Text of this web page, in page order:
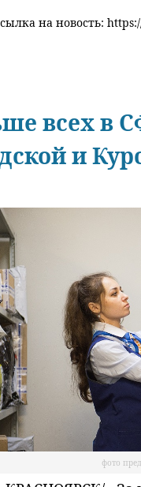
на новость:
всех в
и
фото